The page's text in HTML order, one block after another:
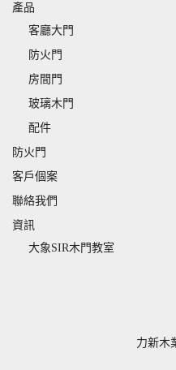
產品
客廳大門
防火門
房間門
玻璃木門
配件
防火門
客戶個案
聯絡我們
資訊
大象SIR木門教室
力新木